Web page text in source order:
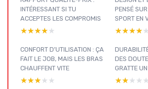
INTÉRESSANT SI TU
ACCEPTES LES COMPROMIS
★★★★★
★★★★★
PENSÉ
SPORT EN
★★★★★
★★★★★
CONFORT D’UTILISATION : ÇA
FAIT LE JOB, MAIS LES BRAS
CHAUFFENT VITE
★★★★★
★★★★★
DES
GRATTE
★★★★★
★★★★★